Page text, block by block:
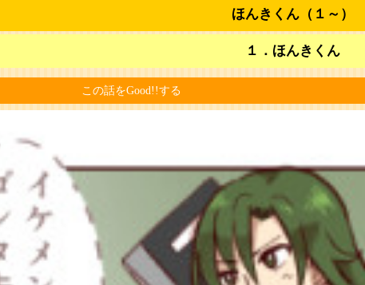
ほんきくん（１～）
１．ほんきくん
この話をGood!!する